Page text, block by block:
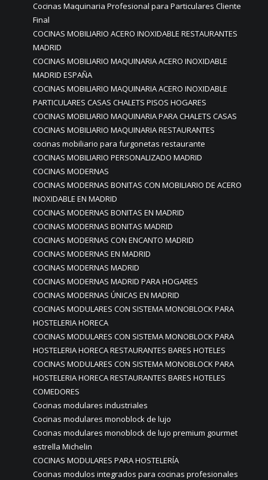
Cocinas Maquinaria Profesional para Particulares Cliente
Final
COCINAS MOBILIARIO ACERO INOXIDABLE RESTAURANTES
MADRID
COCINAS MOBILIARIO MAQUINARIA ACERO INOXIDABLE
MADRID ESPAÑA
COCINAS MOBILIARIO MAQUINARIA ACERO INOXIDABLE
PARTICULARES CASAS CHALETS PISOS HOGARES
COCINAS MOBILIARIO MAQUINARIA PARA CHALETS CASAS
COCINAS MOBILIARIO MAQUINARIA RESTAURANTES
cocinas mobiliario para furgonetas restaurante
COCINAS MOBILIARIO PERSONALIZADO MADRID
COCINAS MODERNAS
COCINAS MODERNAS BONITAS CON MOBILIARIO DE ACERO
INOXIDABLE EN MADRID
COCINAS MODERNAS BONITAS EN MADRID
COCINAS MODERNAS BONITAS MADRID
COCINAS MODERNAS CON ENCANTO MADRID
COCINAS MODERNAS EN MADRID
COCINAS MODERNAS MADRID
COCINAS MODERNAS MADRID PARA HOGARES
COCINAS MODERNAS ÚNICAS EN MADRID
COCINAS MODULARES CON SISTEMA MONOBLOCK PARA
HOSTELERIA HORECA
COCINAS MODULARES CON SISTEMA MONOBLOCK PARA
HOSTELERIA HORECA RESTAURANTES BARES HOTELES
COCINAS MODULARES CON SISTEMA MONOBLOCK PARA
HOSTELERIA HORECA RESTAURANTES BARES HOTELES
COMEDORES
Cocinas modulares industriales
Cocinas modulares monoblock de lujo
Cocinas modulares monoblock de lujo premium gourmet
estrella Michelin
COCINAS MODULARES PARA HOSTELERÍA
Cocinas modulos integrados para cocinas profesionales